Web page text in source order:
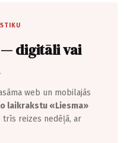
digitāli vai
web un mobilajās
laikrakstu «Liesma»
reizes nedēļā, ar